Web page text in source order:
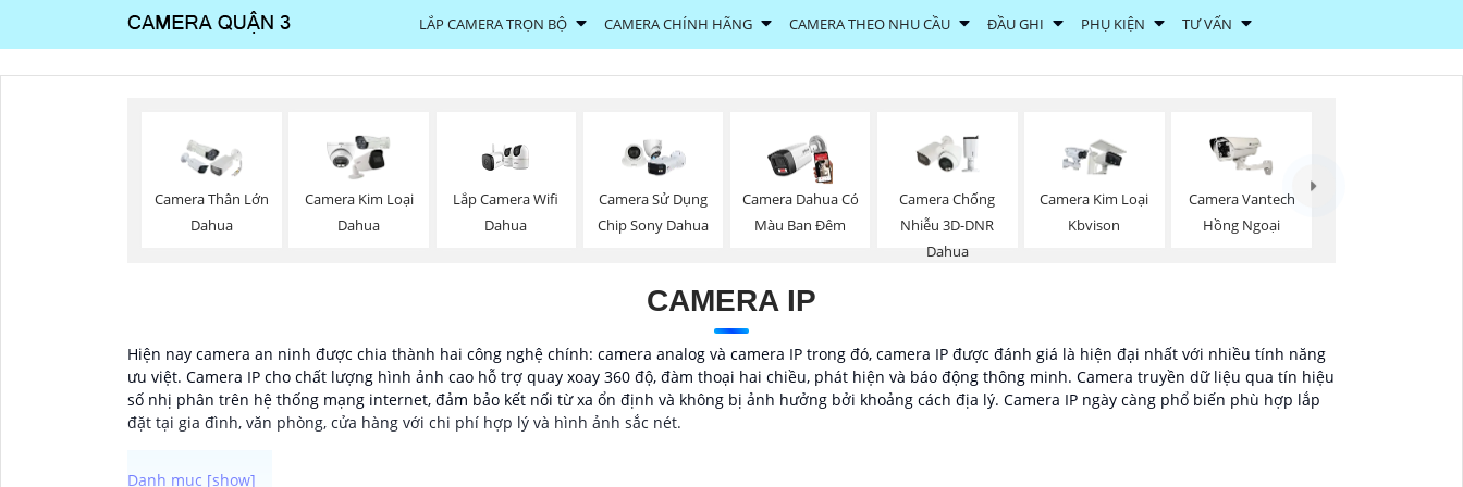
LẮP CAMERA TRỌN BỘ CAMERA CHÍNH HÃNG CAMERA THEO NHU CẦU ĐẦU GHI PHỤ KIỆN TƯ VẤN
Camera Thân Lớn
Dahua
Camera Kim Loại
Dahua
Lắp Camera Wifi
Dahua
Camera Sử Dụng
Chip Sony Dahua
Camera Dahua Có
Màu Ban Đêm
Camera Chống
Nhiễu 3D-DNR
Dahua
Camera Kim Loại
Kbvison
Camera Vantech
Hồng Ngoại
CAMERA IP
Hiện nay camera an ninh được chia thành hai công nghệ chính: camera analog và camera IP trong đó, camera IP được đánh giá là hiện đại nhất với nhiều tính năng
ưu việt. Camera IP cho chất lượng hình ảnh cao hỗ trợ quay xoay 360 độ, đàm thoại hai chiều, phát hiện và báo động thông minh. Camera truyền dữ liệu qua tín hiệu
số nhị phân trên hệ thống mạng internet, đảm bảo kết nối từ xa ổn định và không bị ảnh hưởng bởi khoảng cách địa lý. Camera IP ngày càng phổ biến phù hợp lắp
đặt tại gia đình, văn phòng, cửa hàng với chi phí hợp lý và hình ảnh sắc nét.